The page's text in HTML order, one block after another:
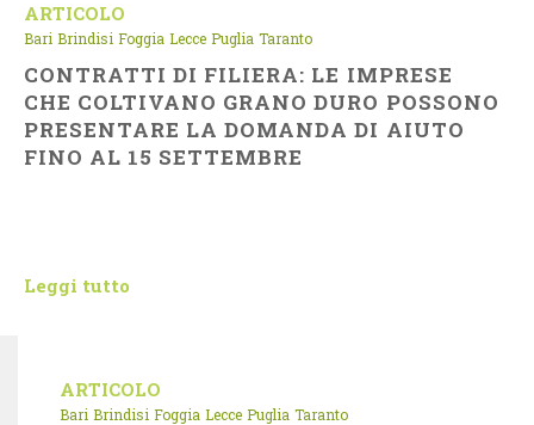
ARTICOLO
Bari Brindisi Foggia Lecce Puglia Taranto
CONTRATTI DI FILIERA: LE IMPRESE
CHE COLTIVANO GRANO DURO POSSONO
PRESENTARE LA DOMANDA DI AIUTO
FINO AL 15 SETTEMBRE
Leggi tutto
ARTICOLO
Bari Brindisi Foggia Lecce Puglia Taranto